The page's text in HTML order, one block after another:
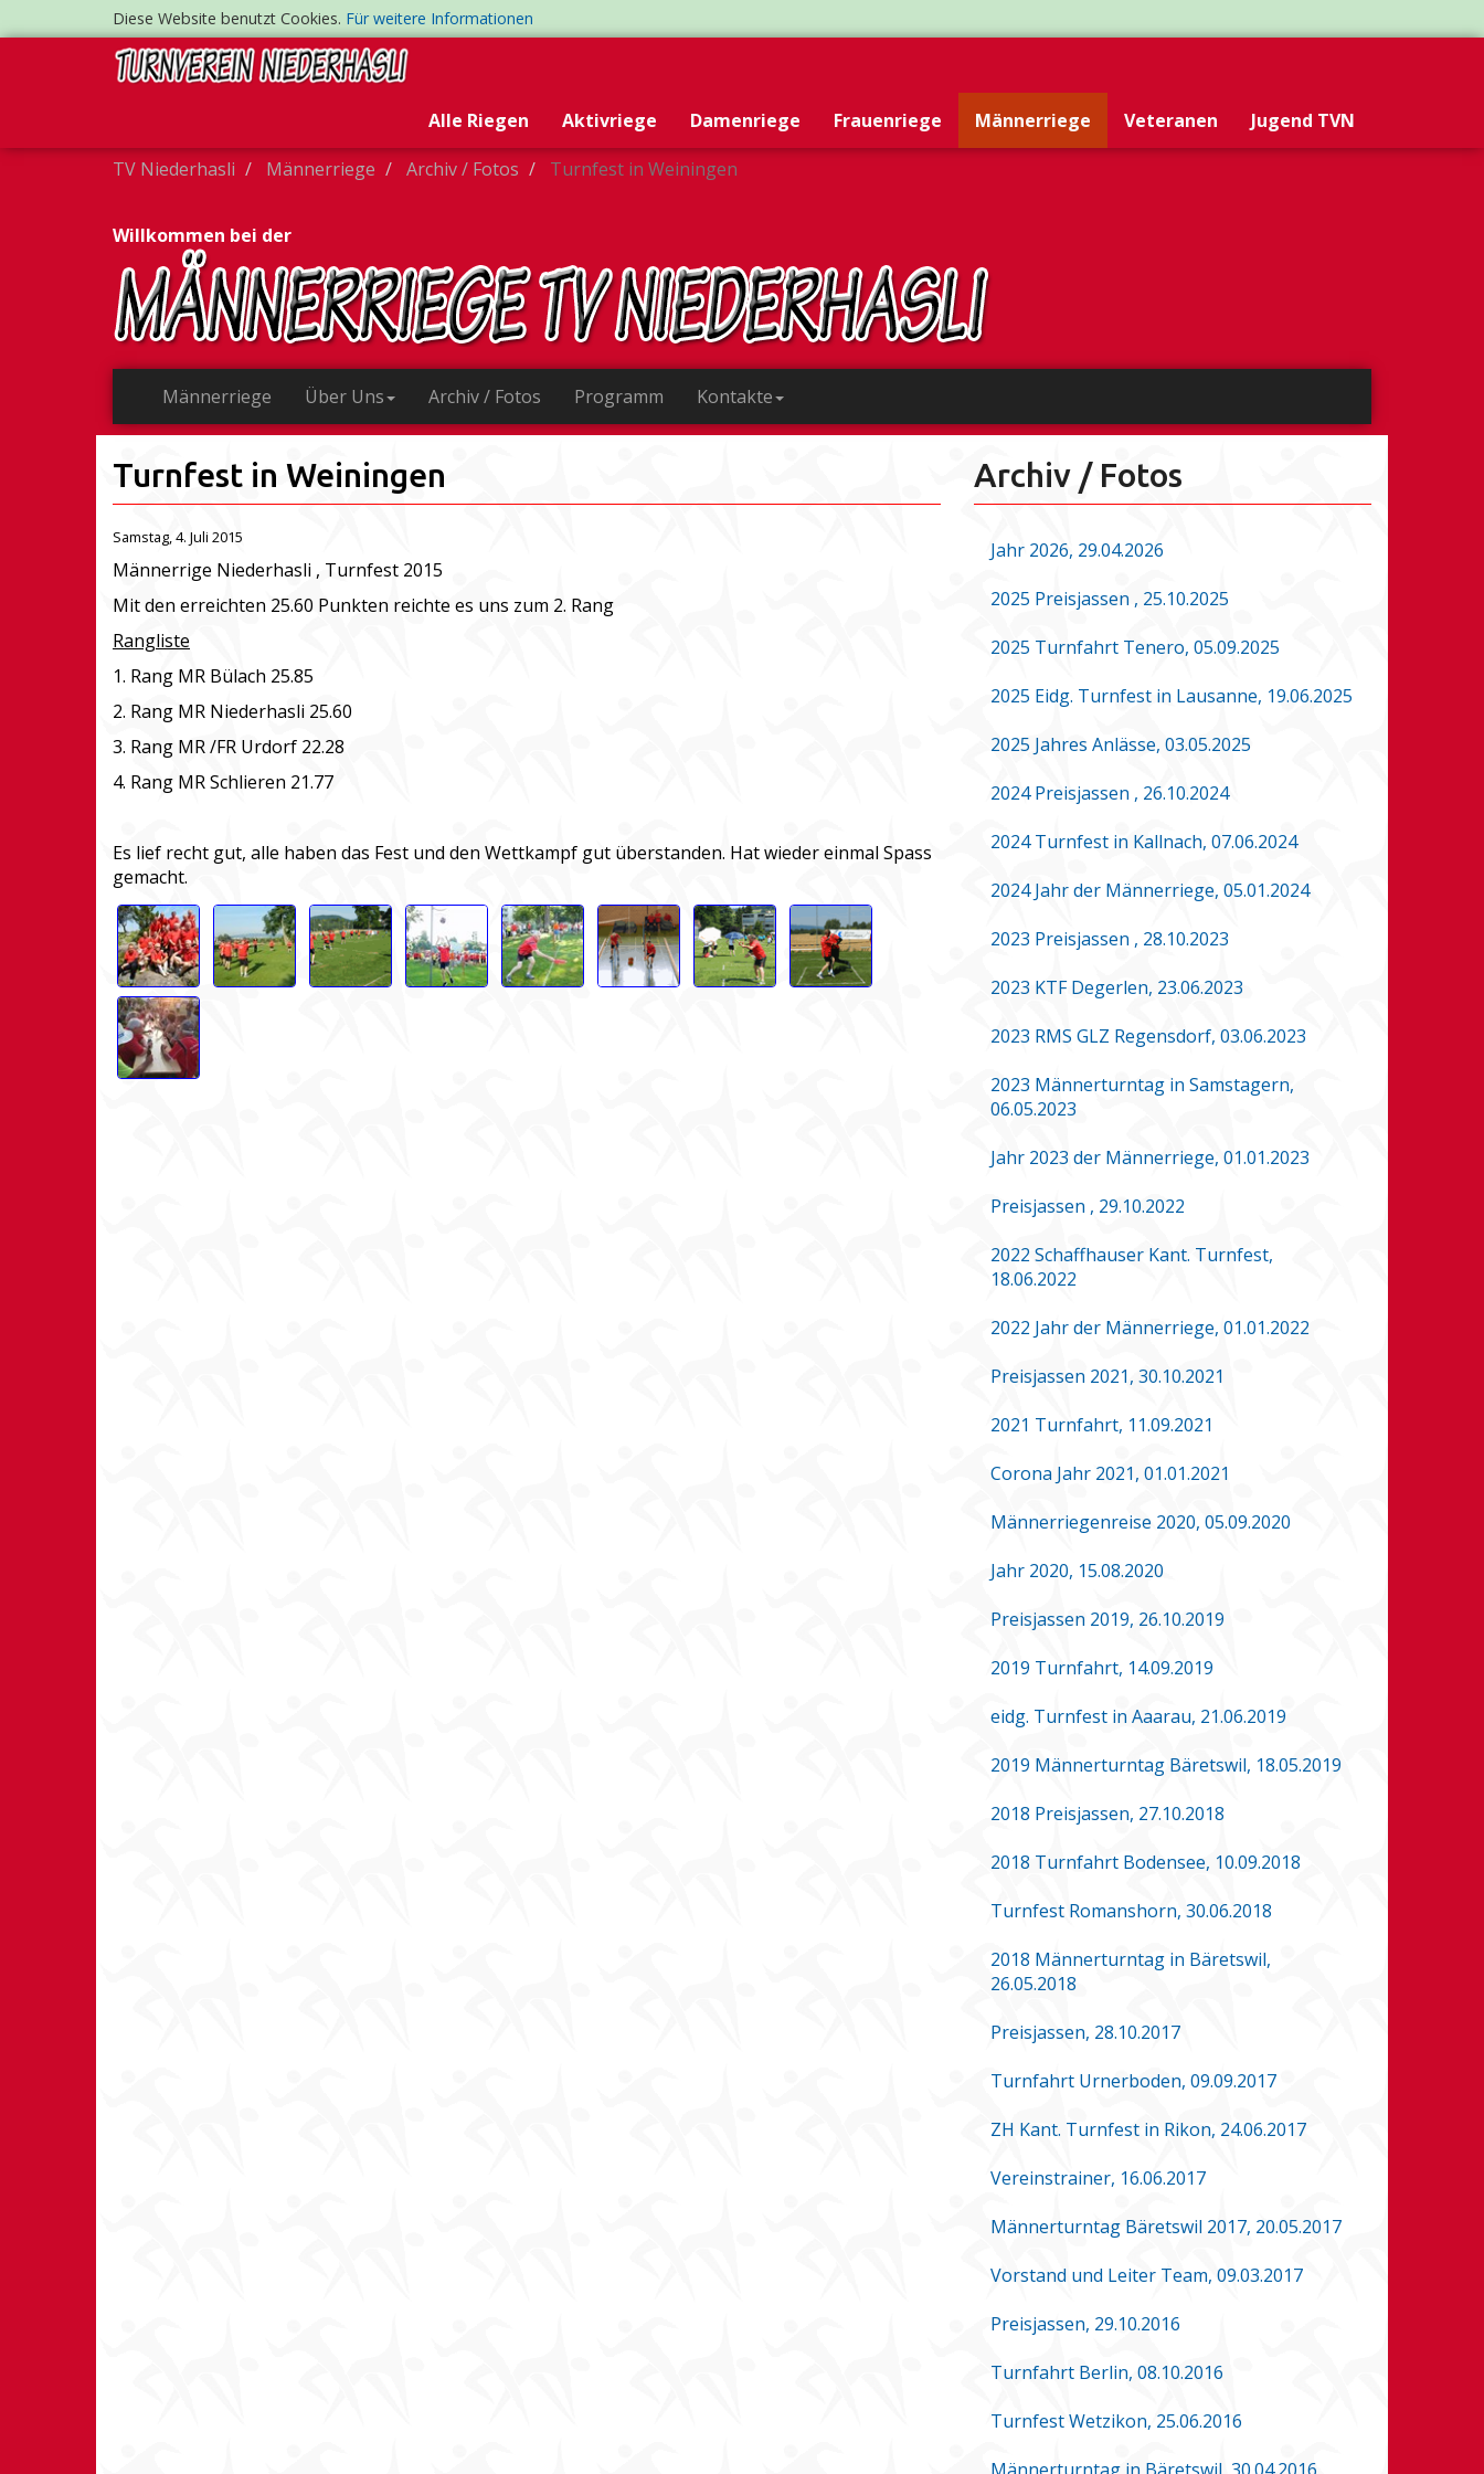
Diese Website benutzt Cookies. Für weitere Informationen
Alle Riegen Aktivriege Damenriege Frauenriege Männerriege Veteranen
Jugend TVN
TV Niederhasli
Männerriege Archiv / Fotos Turnfest in Weiningen
Willkommen bei der
Männerriege Über Uns Archiv / Fotos Programm Kontakte
Turnfest in Weiningen
Samstag, 4. Juli 2015
Männerrige Niederhasli , Turnfest 2015
Mit den erreichten 25.60 Punkten reichte es uns zum 2. Rang
Rangliste
1. Rang MR Bülach 25.85
2. Rang MR Niederhasli 25.60
3. Rang MR /FR Urdorf 22.28
4. Rang MR Schlieren 21.77
Es lief recht gut, alle haben das Fest und den Wettkampf gut überstanden. Hat wieder einmal Spass
gemacht.
Archiv / Fotos
Jahr 2026, 29.04.2026
2025 Preisjassen , 25.10.2025
2025 Turnfahrt Tenero, 05.09.2025
2025 Eidg. Turnfest in Lausanne, 19.06.2025
2025 Jahres Anlässe, 03.05.2025
2024 Preisjassen , 26.10.2024
2024 Turnfest in Kallnach, 07.06.2024
2024 Jahr der Männerriege, 05.01.2024
2023 Preisjassen , 28.10.2023
2023 KTF Degerlen, 23.06.2023
2023 RMS GLZ Regensdorf, 03.06.2023
2023 Männerturntag in Samstagern,
06.05.2023
Jahr 2023 der Männerriege, 01.01.2023
Preisjassen , 29.10.2022
2022 Schaffhauser Kant. Turnfest,
18.06.2022
2022 Jahr der Männerriege, 01.01.2022
Preisjassen 2021, 30.10.2021
2021 Turnfahrt, 11.09.2021
Corona Jahr 2021, 01.01.2021
Männerriegenreise 2020, 05.09.2020
Jahr 2020, 15.08.2020
Preisjassen 2019, 26.10.2019
2019 Turnfahrt, 14.09.2019
eidg. Turnfest in Aaarau, 21.06.2019
2019 Männerturntag Bäretswil, 18.05.2019
2018 Preisjassen, 27.10.2018
2018 Turnfahrt Bodensee, 10.09.2018
Turnfest Romanshorn, 30.06.2018
2018 Männerturntag in Bäretswil,
26.05.2018
Preisjassen, 28.10.2017
Turnfahrt Urnerboden, 09.09.2017
ZH Kant. Turnfest in Rikon, 24.06.2017
Vereinstrainer, 16.06.2017
Männerturntag Bäretswil 2017, 20.05.2017
Vorstand und Leiter Team, 09.03.2017
Preisjassen, 29.10.2016
Turnfahrt Berlin, 08.10.2016
Turnfest Wetzikon, 25.06.2016